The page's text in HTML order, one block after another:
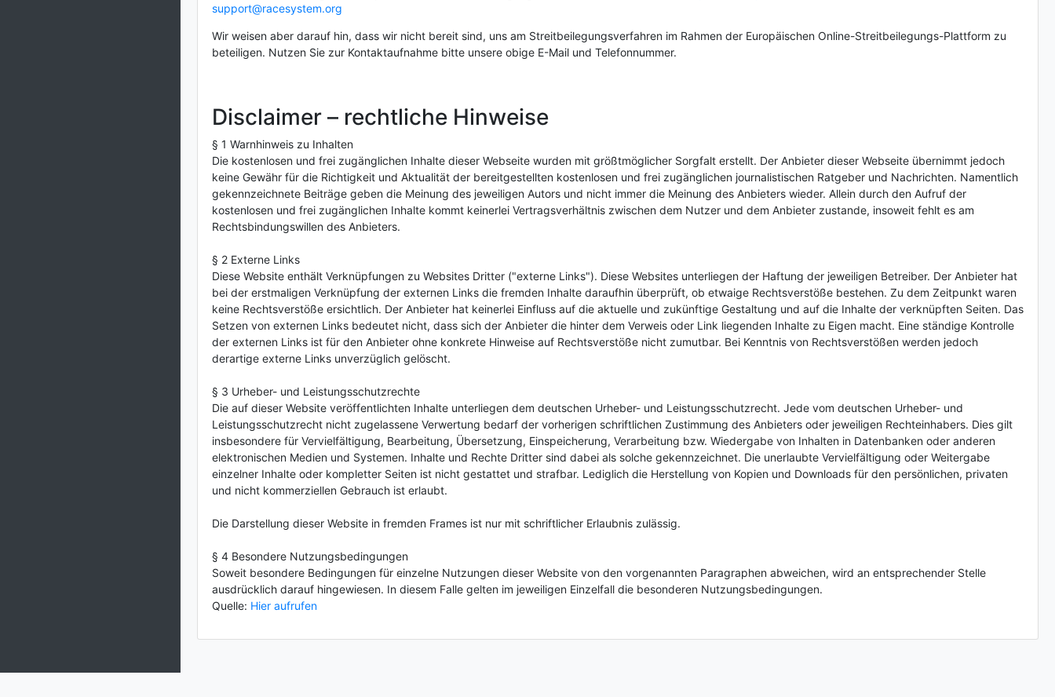
support@racesystem.org
Wir weisen aber darauf hin, dass wir nicht bereit sind, uns am Streitbeilegungsverfahren im Rahmen der Europäischen Online-Streitbeilegungs-Plattform zu
beteiligen. Nutzen Sie zur Kontaktaufnahme bitte unsere obige E-Mail und Telefonnummer.
Disclaimer – rechtliche Hinweise
§ 1 Warnhinweis zu Inhalten
Die kostenlosen und frei zugänglichen Inhalte dieser Webseite wurden mit größtmöglicher Sorgfalt erstellt. Der Anbieter dieser Webseite übernimmt jedoch
keine Gewähr für die Richtigkeit und Aktualität der bereitgestellten kostenlosen und frei zugänglichen journalistischen Ratgeber und Nachrichten. Namentlich
gekennzeichnete Beiträge geben die Meinung des jeweiligen Autors und nicht immer die Meinung des Anbieters wieder. Allein durch den Aufruf der
kostenlosen und frei zugänglichen Inhalte kommt keinerlei Vertragsverhältnis zwischen dem Nutzer und dem Anbieter zustande, insoweit fehlt es am
Rechtsbindungswillen des Anbieters.
§ 2 Externe Links
Diese Website enthält Verknüpfungen zu Websites Dritter ("externe Links"). Diese Websites unterliegen der Haftung der jeweiligen Betreiber. Der Anbieter hat
bei der erstmaligen Verknüpfung der externen Links die fremden Inhalte daraufhin überprüft, ob etwaige Rechtsverstöße bestehen. Zu dem Zeitpunkt waren
keine Rechtsverstöße ersichtlich. Der Anbieter hat keinerlei Einfluss auf die aktuelle und zukünftige Gestaltung und auf die Inhalte der verknüpften Seiten. Das
Setzen von externen Links bedeutet nicht, dass sich der Anbieter die hinter dem Verweis oder Link liegenden Inhalte zu Eigen macht. Eine ständige Kontrolle
der externen Links ist für den Anbieter ohne konkrete Hinweise auf Rechtsverstöße nicht zumutbar. Bei Kenntnis von Rechtsverstößen werden jedoch
derartige externe Links unverzüglich gelöscht.
§ 3 Urheber- und Leistungsschutzrechte
Die auf dieser Website veröffentlichten Inhalte unterliegen dem deutschen Urheber- und Leistungsschutzrecht. Jede vom deutschen Urheber- und
Leistungsschutzrecht nicht zugelassene Verwertung bedarf der vorherigen schriftlichen Zustimmung des Anbieters oder jeweiligen Rechteinhabers. Dies gilt
insbesondere für Vervielfältigung, Bearbeitung, Übersetzung, Einspeicherung, Verarbeitung bzw. Wiedergabe von Inhalten in Datenbanken oder anderen
elektronischen Medien und Systemen. Inhalte und Rechte Dritter sind dabei als solche gekennzeichnet. Die unerlaubte Vervielfältigung oder Weitergabe
einzelner Inhalte oder kompletter Seiten ist nicht gestattet und strafbar. Lediglich die Herstellung von Kopien und Downloads für den persönlichen, privaten
und nicht kommerziellen Gebrauch ist erlaubt.
Die Darstellung dieser Website in fremden Frames ist nur mit schriftlicher Erlaubnis zulässig.
§ 4 Besondere Nutzungsbedingungen
Soweit besondere Bedingungen für einzelne Nutzungen dieser Website von den vorgenannten Paragraphen abweichen, wird an entsprechender Stelle
ausdrücklich darauf hingewiesen. In diesem Falle gelten im jeweiligen Einzelfall die besonderen Nutzungsbedingungen.
Quelle: Hier aufrufen